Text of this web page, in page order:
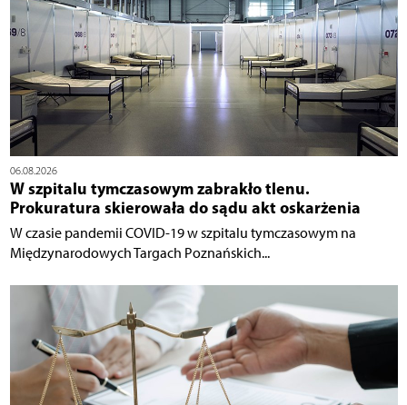
06.08.2026
W szpitalu tymczasowym zabrakło tlenu.
Prokuratura skierowała do sądu akt oskarżenia
W czasie pandemii COVID-19 w szpitalu tymczasowym na
Międzynarodowych Targach Poznańskich...